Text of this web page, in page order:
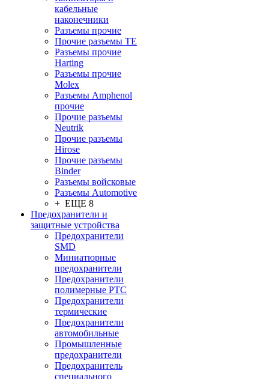
кабельные
наконечники
Разъeмы прочие
Прочие разъемы TE
Разъемы прочие
Harting
Разъемы прочие
Molex
Разъемы Amphenol
прочие
Прочие разъемы
Neutrik
Прочие разъемы
Hirose
Прочие разъемы
Binder
Разъемы войсковые
Разъeмы Automotive
+ ЕЩЕ 8
Предохранители и
защитные устройства
Предохранители
SMD
Миниатюрные
предохранители
Предохранители
полимерные PTC
Предохранители
термические
Предохранители
автомобильные
Промышленные
предохранители
Предохранитель
специального